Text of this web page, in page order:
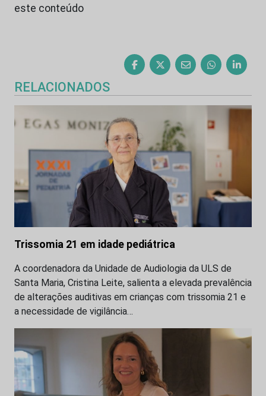
este conteúdo
RELACIONADOS
Trissomia 21 em idade pediátrica
A coordenadora da Unidade de Audiologia da ULS de
Santa Maria, Cristina Leite, salienta a elevada prevalência
de alterações auditivas em crianças com trissomia 21 e
a necessidade de vigilância…